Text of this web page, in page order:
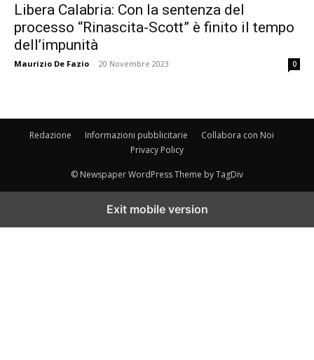
Libera Calabria: Con la sentenza del
processo “Rinascita-Scott” è finito il tempo
dell’impunità
Maurizio De Fazio - 20 Novembre 2023 0
Redazione Informazioni pubblicitarie
Collabora con Noi
Privacy Policy
© Newspaper WordPress Theme by TagDiv
Exit mobile version